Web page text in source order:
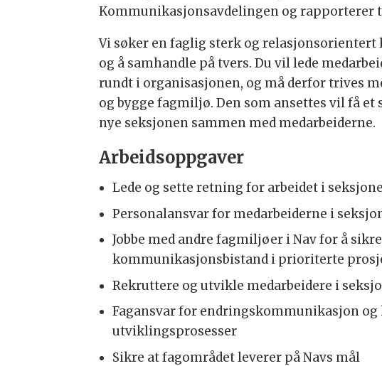
Kommunikasjonsavdelingen og
Vi søker en faglig sterk og relasjonsorientert
og å samhandle på tvers. Du vil lede
rundt i organisasjonen, og må derfor trives
og bygge fagmiljø. Den som ansettes vil få
nye seksjonen sammen med medarbeiderne.
Arbeidsoppgaver
Lede og sette retning for arbeidet i
Personalansvar for medarbeiderne i
Jobbe med andre fagmiljøer i Nav for å
kommunikasjonsbistand i prioriterte
Rekruttere og utvikle medarbeidere i
Fagansvar for endringskommunikasjon
utviklingsprosesser
Sikre at fagområdet leverer på Navs mål